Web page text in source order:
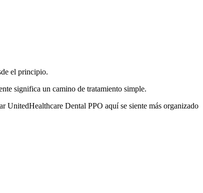
el principio.
significa un camino de tratamiento simple.
UnitedHealthcare Dental PPO aquí se siente más organizado